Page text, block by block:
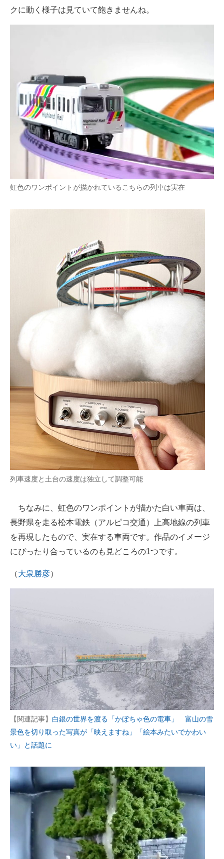
クに動く様子は見ていて飽きませんね。
虹色のワンポイントが描かれているこちらの列車は実在
列車速度と土台の速度は独立して調整可能
ちなみに、虹色のワンポイントが描かた白い車両は、
長野県を走る松本電鉄（アルピコ交通）上高地線の列車
を再現したもので、実在する車両です。作品のイメージ
にぴったり合っているのも見どころの1つです。
（大泉勝彦）
【関連記事】 白銀の世界を渡る「かぼちゃ色の電車」 富山の雪
景色を切り取った写真が「映えますね」「絵本みたいでかわい
い」と話題に